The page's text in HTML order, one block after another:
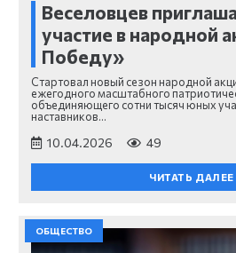
Веселовцев
участие в народной
Победу»
Стартовал новый сезон народной
ежегодного масштабного
объединяющего сотни тысяч юных
наставников…
10.04.2026 49
ЧИТАТЬ ДАЛЕЕ
ОБЩЕСТВО